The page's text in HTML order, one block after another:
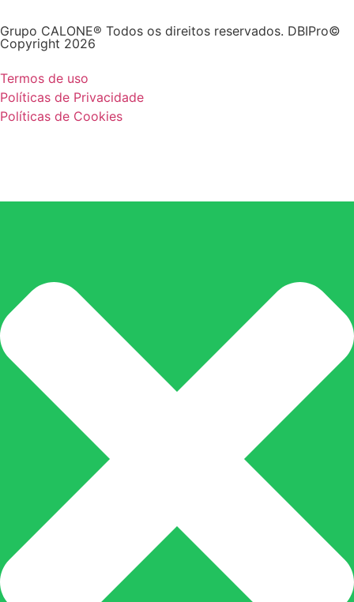
Grupo CALONE® Todos os direitos reservados. DBIPro©
Copyright 2026
Termos de uso
Políticas de Privacidade
Políticas de Cookies